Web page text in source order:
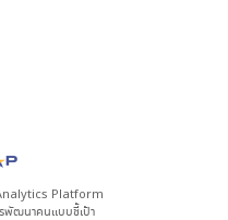
Platform
พัฒนาคนแบบชี้เป้า